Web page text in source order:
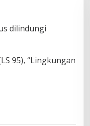
dilindungi
95), “Lingkungan